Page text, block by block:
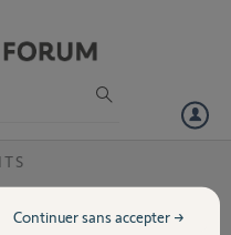
15
Continuer sans accepter →